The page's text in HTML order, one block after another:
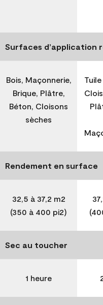
Surfaces d’application
Bois, Maçonnerie,
Brique, Plâtre,
Béton, Cloisons
sèches
Rendement en surface
32,5 à 37,2 m2
(350 à 400 pi2)
Sec au toucher
1 heure